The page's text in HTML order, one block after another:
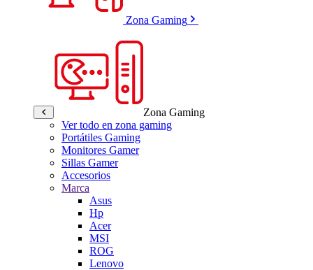
Zona Gaming
Zona Gaming
Ver todo en zona gaming
Portátiles Gaming
Monitores Gamer
Sillas Gamer
Accesorios
Marca
Asus
Hp
Acer
MSI
ROG
Lenovo